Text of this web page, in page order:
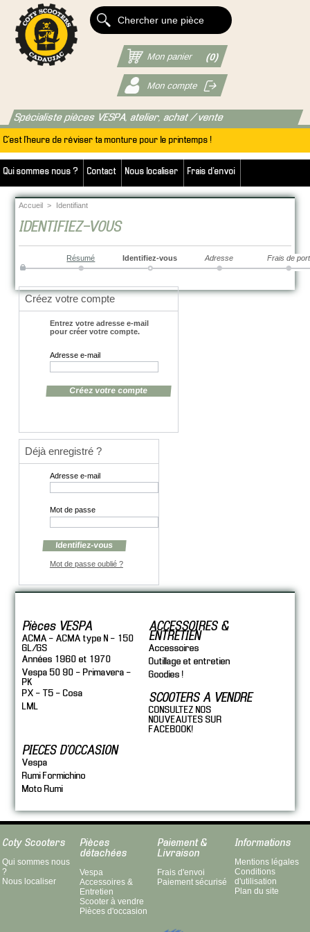
Spécialiste pièces VESPA, atelier, achat / vente
C'est l'heure de réviser ta monture pour le printemps !
Qui sommes nous ? Contact Nous localiser Frais d'envoi
Mon panier (0)
Mon compte
Accueil > Identifiant
IDENTIFIEZ-VOUS
Résumé Identifiez-vous Adresse Frais de port
Créez votre compte
Entrez votre adresse e-mail
pour créer votre compte.
Adresse e-mail
Déjà enregistré ?
Adresse e-mail
Mot de passe
Mot de passe oublié ?
Pièces VESPA
ACMA - ACMA type N - 150
GL/GS
Années 1960 et 1970
Vespa 50 90 - Primavera -
PK
PX - T5 - Cosa
LML
ACCESSOIRES &
ENTRETIEN
Accessoires
Outillage et entretien
Goodies !
SCOOTERS A VENDRE
CONSULTEZ NOS
NOUVEAUTES SUR
FACEBOOK!
PIECES D'OCCASION
Vespa
Rumi Formichino
Moto Rumi
Coty Scooters
Qui sommes nous
?
Nous localiser
Pièces
détachées
Vespa
Accessoires &
Entretien
Scooter à vendre
Pièces d'occasion
Paiement &
Livraison
Frais d'envoi
Paiement sécurisé
Informations
Mentions légales
Conditions
d'utilisation
Plan du site